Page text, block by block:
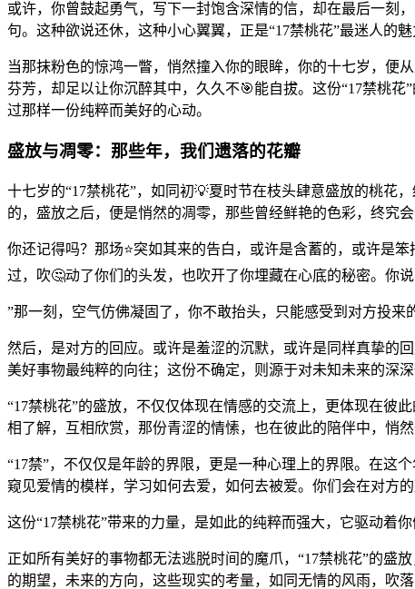
或许，你曾鼓起勇气，写下一封饱含深情的信，却在最后一刻
句。这种欲说还休，这种小心翼翼，正是“17禁桃花”最迷人的
当那抹粉色的惊鸿一瞥，悄然撞入你的眼眸，你的十七岁，便
芬芳，却足以让你沉醉其中，久久不🎯能自拔。这份“17禁桃
过那样一份纯粹而美好的心动。
盛放与凋零：那些年，我们遗落的花瓣
十七岁的“17禁桃花”，如同初💡夏时节在枝头肆意盛放的桃花
的，盛放之后，便是悄然的凋零，那些曾经鲜艳的色彩，终究会
你还记得吗？那场⭐突如其来的告白，或许是含蓄的，或许是
过，吹🤔动了你们的头发，也吹开了你埋藏在心底的秘密。你
”那一刻，空气仿佛凝固了，你不敢抬头，只能感受到对方投来
然后，是对方的回应。或许是羞涩的沉默，或许是同样真挚的
美好事物最纯粹的向往；这份不确定，则源于对未知未来的深深
“17禁桃花”的盛放，不仅仅体现在情感的交流上，更体现在彼
相了解，互相欣赏，那份青涩的情愫，也在彼此的陪伴中，悄
“17禁”，不仅仅是年龄的界限，更是一种心理上的界限。在这
窥见爱情的模样，学习如何去爱，如何去被爱。你们会在对方
这份“17禁桃花”带来的力量，是如此的纯粹而强大，它驱动着
正如所有美好的事物都无法逃脱时间的魔爪，“17禁桃花”的盛
的期望，未来的方向，这些现实的考量，如同无情的风雨，吹落